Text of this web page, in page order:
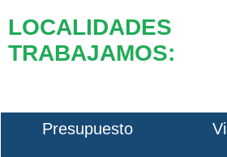
TRABAJAMOS:
Presupuesto